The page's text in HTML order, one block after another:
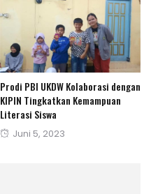
Prodi PBI UKDW Kolaborasi dengan
KIPIN Tingkatkan Kemampuan
Literasi Siswa
Posted
Juni 5, 2023